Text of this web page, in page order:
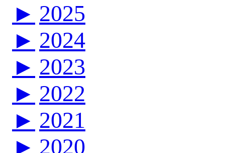
► 2025
► 2024
► 2023
► 2022
► 2021
► 2020